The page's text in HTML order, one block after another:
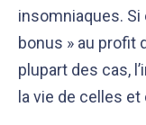
insomniaques.
bonus » au profit
plupart des cas,
la vie de celles